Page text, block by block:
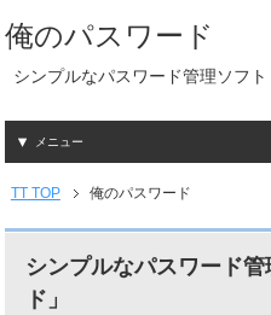
俺のパスワード
シンプルなパスワード管理ソフト
メニュー
TTTOP 俺のパスワード
シンプルなパスワード
ド」